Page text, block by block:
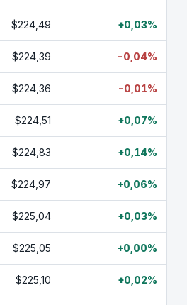
$224,49 +0,03%
$224,39 -0,04%
$224,36 -0,01%
$224,51 +0,07%
$224,83 +0,14%
$224,97 +0,06%
$225,04 +0,03%
$225,05 +0,00%
$225,10 +0,02%